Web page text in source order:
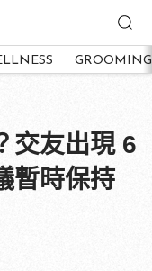
GROOMING
交友出現 6
暫時保持